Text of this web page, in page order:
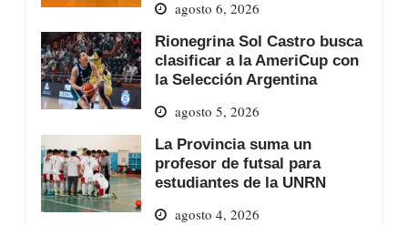
agosto 6, 2026
Rionegrina Sol Castro busca
clasificar a la AmeriCup con
la Selección Argentina
agosto 5, 2026
La Provincia suma un
profesor de futsal para
estudiantes de la UNRN
agosto 4, 2026